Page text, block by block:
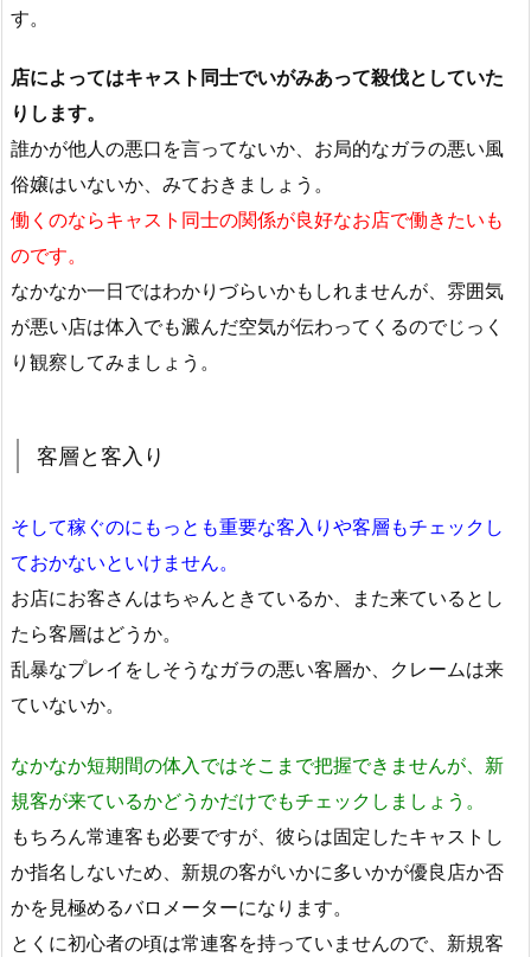
す。
店によってはキャスト同士でいがみあって殺伐としていた
りします。
誰かが他人の悪口を言ってないか、お局的なガラの悪い風
俗嬢はいないか、みておきましょう。
働くのならキャスト同士の関係が良好なお店で働きたいも
のです。
なかなか一日ではわかりづらいかもしれませんが、雰囲気
が悪い店は体入でも澱んだ空気が伝わってくるのでじっく
り観察してみましょう。
客層と客入り
そして稼ぐのにもっとも重要な客入りや客層もチェックし
ておかないといけません。
お店にお客さんはちゃんときているか、また来ているとし
たら客層はどうか。
乱暴なプレイをしそうなガラの悪い客層か、クレームは来
ていないか。
なかなか短期間の体入ではそこまで把握できませんが、新
規客が来ているかどうかだけでもチェックしましょう。
もちろん常連客も必要ですが、彼らは固定したキャストし
か指名しないため、新規の客がいかに多いかが優良店か否
かを見極めるバロメーターになります。
とくに初心者の頃は常連客を持っていませんので、新規客